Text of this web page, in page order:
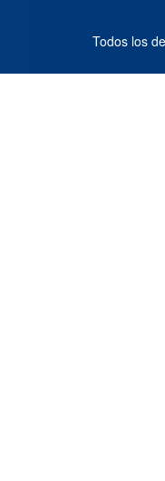
Todos los